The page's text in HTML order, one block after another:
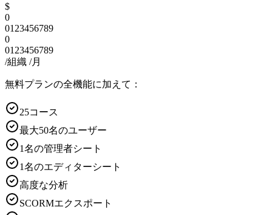
$
0
01 23456789
0
01 23456789
/組織 /月
無料プランの全機能に加えて：
25コース
最大50名のユーザー
1名の管理者シート
1名のエディターシート
高度な分析
SCORMエクスポート